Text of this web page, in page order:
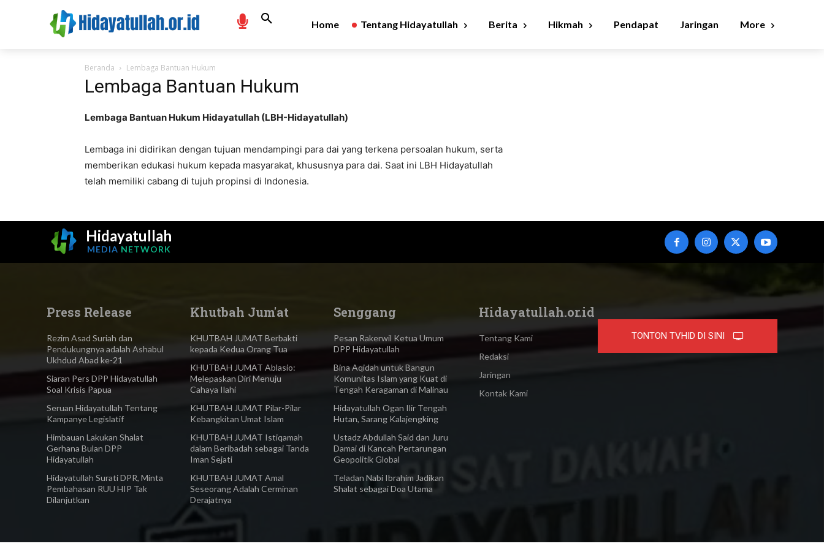
Home Tentang Hidayatullah Berita Hikmah Pendapat Jaringan More
Beranda Lembaga Bantuan Hukum
Lembaga Bantuan Hukum
Lembaga Bantuan Hukum Hidayatullah (LBH-Hidayatullah)
Lembaga ini didirikan dengan tujuan mendampingi para dai yang terkena persoalan hukum, serta
memberikan edukasi hukum kepada masyarakat, khususnya para dai. Saat ini LBH Hidayatullah
telah memiliki cabang di tujuh propinsi di Indonesia.
Hidayatullah
MEDIA NETWORK
Press Release
Rezim Asad Suriah dan
Pendukungnya adalah Ashabul
Ukhdud Abad ke-21
Siaran Pers DPP Hidayatullah
Soal Krisis Papua
Seruan Hidayatullah Tentang
Kampanye Legislatif
Himbauan Lakukan Shalat
Gerhana Bulan DPP
Hidayatullah
Hidayatullah Surati DPR, Minta
Pembahasan RUU HIP Tak
Dilanjutkan
Khutbah Jum'at
KHUTBAH JUMAT Berbakti
kepada Kedua Orang Tua
KHUTBAH JUMAT Ablasio:
Melepaskan Diri Menuju
Cahaya Ilahi
KHUTBAH JUMAT Pilar-Pilar
Kebangkitan Umat Islam
KHUTBAH JUMAT Istiqamah
dalam Beribadah sebagai Tanda
Iman Sejati
KHUTBAH JUMAT Amal
Seseorang Adalah Cerminan
Derajatnya
Senggang
Pesan Rakerwil Ketua Umum
DPP Hidayatullah
Bina Aqidah untuk Bangun
Komunitas Islam yang Kuat di
Tengah Keragaman di Malinau
Hidayatullah Ogan Ilir Tengah
Hutan, Sarang Kalajengking
Ustadz Abdullah Said dan Juru
Damai di Kancah Pertarungan
Geopolitik Global
Teladan Nabi Ibrahim Jadikan
Shalat sebagai Doa Utama
Hidayatullah.or.id
Tentang Kami
Redaksi
Jaringan
Kontak Kami
TONTON TVHID DI SINI